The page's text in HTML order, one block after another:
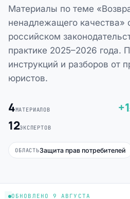
Материалы по теме
ненадлежащего качества»
российском
практике 2025–2026 года.
инструкций и разборов от
юристов.
4МАТЕРИАЛОВ +1
12ЭКСПЕРТОВ
ОБЛАСТЬЗащита прав потребителей
ОБНОВЛЕНО 9 АВГУСТА